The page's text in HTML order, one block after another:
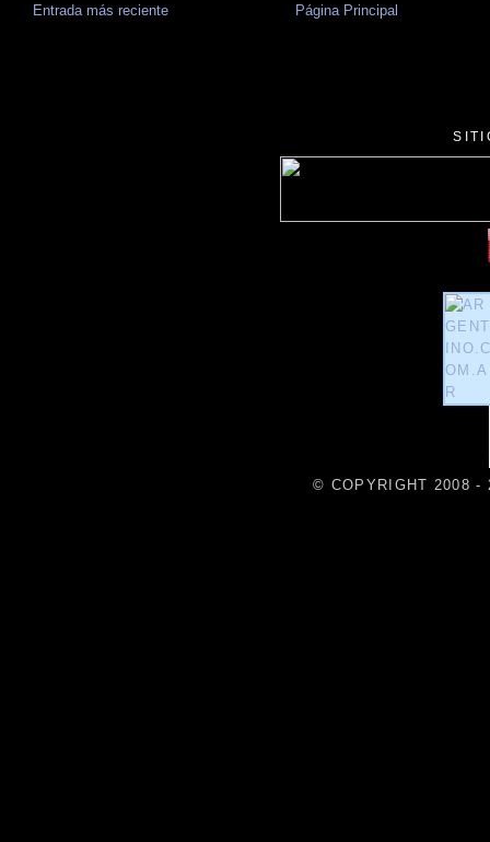
Entrada más reciente Página Principal
© COPYRIGHT 2008